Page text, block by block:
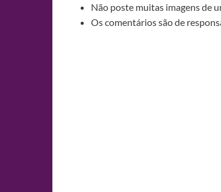
Não poste muitas imagens de
Os comentários são de